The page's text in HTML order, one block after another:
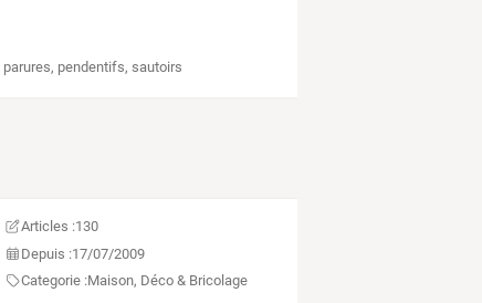
parures, pendentifs,sautoirs
Articles :130
Depuis :17/07/2009
Categorie :Maison, Déco & Bricolage